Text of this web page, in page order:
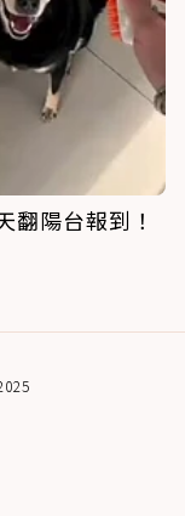
翻陽台報到！